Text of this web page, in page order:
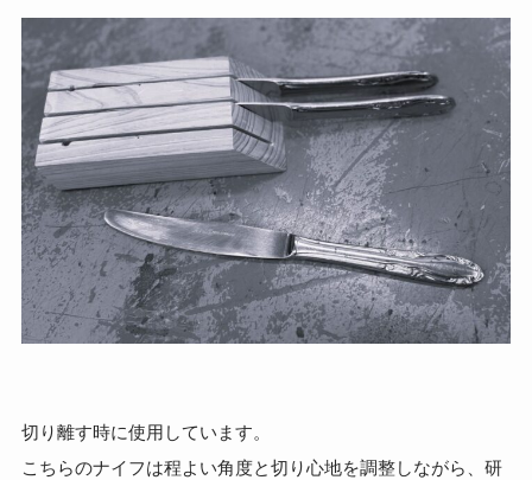
切り離す時に使用しています。
こちらのナイフは程よい角度と切り心地を調整しながら、研